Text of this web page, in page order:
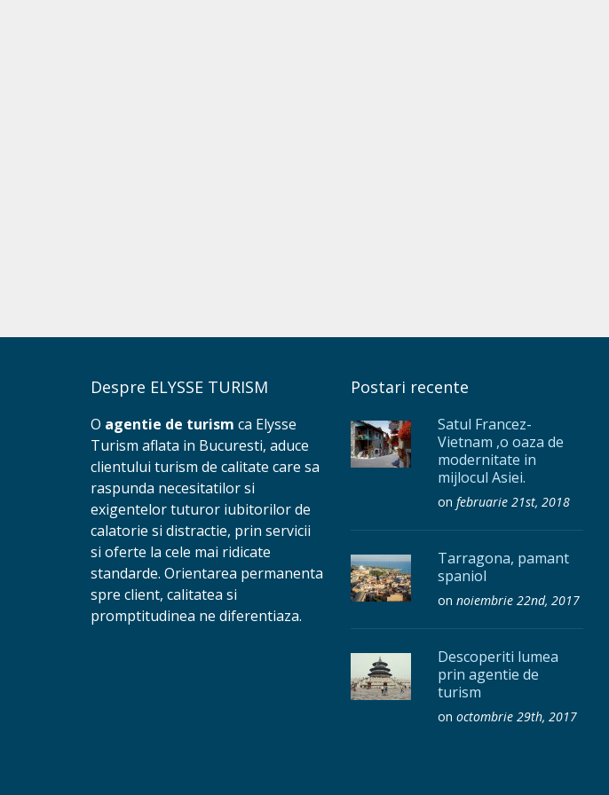
Despre ELYSSE TURISM
O agentie de turism ca Elysse
Turism aflata in Bucuresti, aduce
clientului turism de calitate care sa
raspunda necesitatilor si
exigentelor tuturor iubitorilor de
calatorie si distractie, prin servicii
si oferte la cele mai ridicate
standarde. Orientarea permanenta
spre client, calitatea si
promptitudinea ne diferentiaza.
Postari recente
Satul Francez-
Vietnam ,o oaza de
modernitate in
mijlocul Asiei.
on februarie 21st, 2018
Tarragona, pamant
spaniol
on noiembrie 22nd, 2017
Descoperiti lumea
prin agentie de
turism
on octombrie 29th, 2017